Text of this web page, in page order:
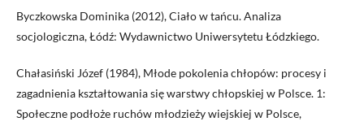
Byczkowska Dominika (2012), Ciało w tańcu. Analiza
socjologiczna, Łódź: Wydawnictwo Uniwersytetu Łódzkiego.
Chałasiński Józef (1984), Młode pokolenia chłopów: procesy i
zagadnienia kształtowania się warstwy chłopskiej w Polsce. 1:
Społeczne podłoże ruchów młodzieży wiejskiej w Polsce,